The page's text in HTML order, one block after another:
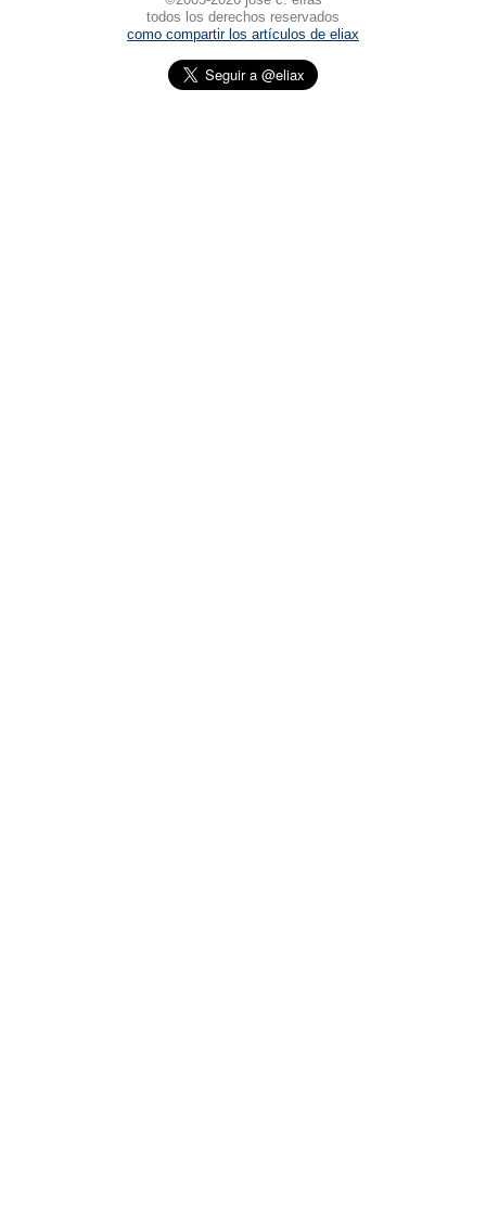
todos los derechos reservados
como compartir los artículos de eliax